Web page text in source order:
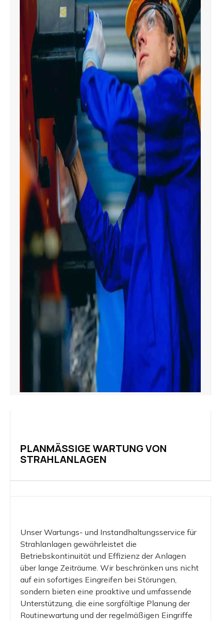
PLANMÄSSIGE WARTUNG VON S
TRAHLANLAGEN
Unser Wartungs- und Instandhaltungsservice für
Strahlanlagen gewährleistet die
Betriebskontinuität und Effizienz der Anlagen
über lange Zeiträume. Wir beschränken uns nicht
auf ein sofortiges Eingreifen bei Störungen,
sondern bieten eine proaktive und umfassende
Unterstützung, die eine sorgfältige Planung der
Routinewartung und der regelmäßigen Eingriffe